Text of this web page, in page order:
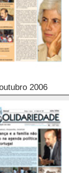
2006